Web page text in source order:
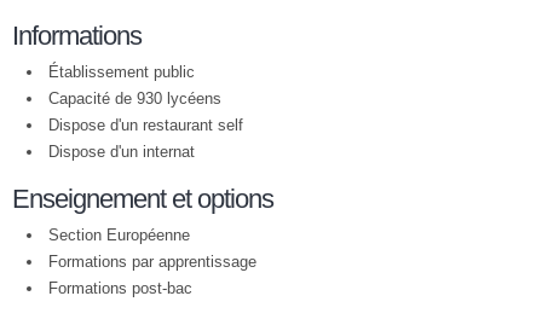
Informations
Établissement public
Capacité de 930 lycéens
Dispose d'un restaurant self
Dispose d'un internat
Enseignement et options
Section Européenne
Formations par apprentissage
Formations post-bac